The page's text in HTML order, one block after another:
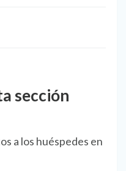
sección
a los huéspedes en